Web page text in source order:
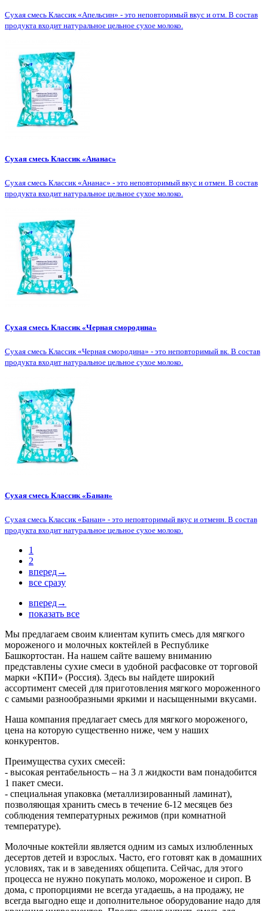
Сухая смесь Классик «Апельсин» - это неповторимый вкус и отм. В состав
продукта входит натуральное цельное сухое молоко.
Сухая смесь Классик «Ананас»
Сухая смесь Классик «Ананас» - это неповторимый вкус и отмен. В состав
продукта входит натуральное цельное сухое молоко.
Сухая смесь Классик «Черная смородина»
Сухая смесь Классик «Черная смородина» - это неповторимый вк. В состав
продукта входит натуральное цельное сухое молоко.
Сухая смесь Классик «Банан»
Сухая смесь Классик «Банан» - это неповторимый вкус и отменн. В состав
продукта входит натуральное цельное сухое молоко.
1
2
вперед→
все сразу
вперед→
показать все
Мы предлагаем своим клиентам купить смесь для мягкого
мороженого и молочных коктейлей в Республике
Башкортостан. На нашем сайте вашему вниманию
представлены сухие смеси в удобной расфасовке от торговой
марки «КПИ» (Россия). Здесь вы найдете широкий
ассортимент смесей для приготовления мягкого мороженного
с самыми разнообразными яркими и насыщенными вкусами.
Наша компания предлагает смесь для мягкого мороженого,
цена на которую существенно ниже, чем у наших
конкурентов.
Преимущества сухих смесей:
- высокая рентабельность – на 3 л жидкости вам понадобится
1 пакет смеси.
- специальная упаковка (металлизированный ламинат),
позволяющая хранить смесь в течение 6-12 месяцев без
соблюдения температурных режимов (при комнатной
температуре).
Молочные коктейли является одним из самых излюбленных
десертов детей и взрослых. Часто, его готовят как в домашних
условиях, так и в заведениях общепита. Сейчас, для этого
процесса не нужно покупать молоко, мороженое и сироп. В
дома, с пропорциями не всегда угадаешь, а на продажу, не
всегда выгодно еще и дополнительное оборудование надо для